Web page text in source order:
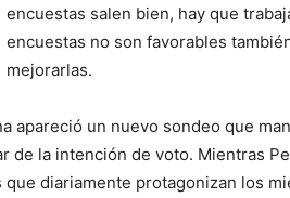
encuestas salen bien, hay que
encuestas no son favorables
mejorarlas.
apareció un nuevo sondeo que
de la intención de voto. Mientras
que diariamente protagonizan los